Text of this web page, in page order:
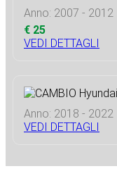
Anno: 2007 - 2012
€ 25
VEDI DETTAGLI
Anno: 2018 - 2022
VEDI DETTAGLI